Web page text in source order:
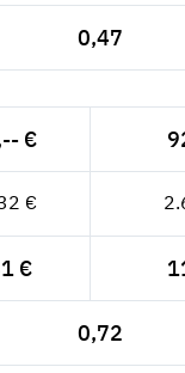
0,47
€
€
€
0,72